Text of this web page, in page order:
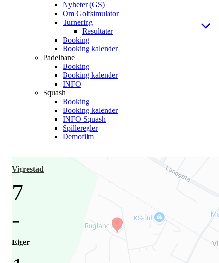
Nyheter (GS)
Om Golfsimulator
Turnering
Resultater
Booking
Booking kalender
Padelbane
Booking
Booking kalender
INFO
Squash
Booking
Booking kalender
INFO Squash
Spilleregler
Demofilm
Vigrestad
7
-
Eiger